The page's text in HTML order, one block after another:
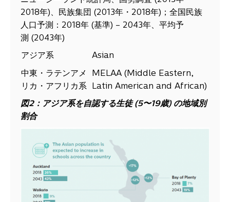
2018年)、民族集団 (2013年・2018年)；全国民族
人口予測：2018年 (基準) – 2043年、平均予
測 (2043年)
アジア系 Asian
中東・ラテンアメ
リカ・アフリカ系
MELAA (Middle Eastern,
Latin American and African)
図2： アジア系を自認する生徒(5〜19歳) の地域別
割合